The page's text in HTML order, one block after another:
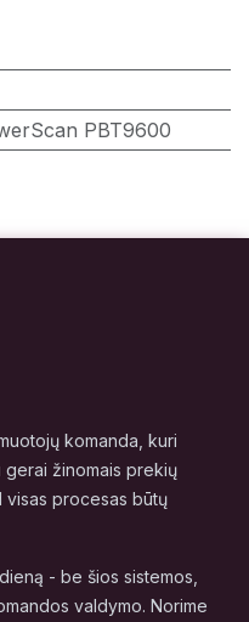
PBT9600
komanda, kuri
gerai žinomais prekių
visas procesas būtų
- be šios sistemos,
valdymo. Norime